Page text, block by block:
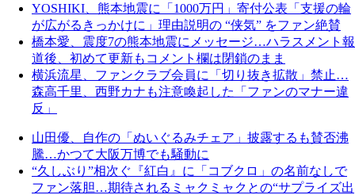
YOSHIKI、熊本地震に「1000万円」寄付公表「支援の輪
が広がるきっかけに」理由説明の “侠気” をファン絶賛
橋本愛、震度7の熊本地震にメッセージ…ハラスメント報
道後、初めて更新もコメント欄は閉鎖のまま
横浜流星、ファンクラブ会員に「切り抜き拡散」禁止…
森高千里、西野カナも注意喚起した「ファンのマナー違
反」
山田優、自作の「ぬいぐるみチェア」披露するも賛否沸
騰…かつて大阪万博でも騒動に
“久しぶり”相次ぐ『紅白』に「コブクロ」の名前なしで
ファン落胆…期待されるミャクミャクとの“サプライズ出